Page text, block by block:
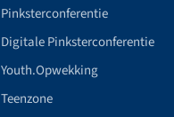
Pinksterconferentie
Digitale Pinksterconferentie
Youth.Opwekking
Teenzone